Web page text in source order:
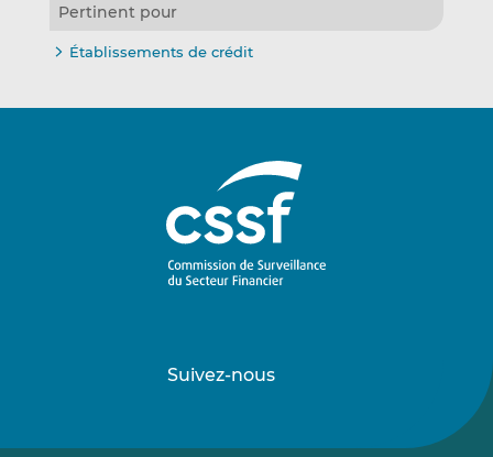
Pertinent pour
Établissements de crédit
Suivez-nous
sursur